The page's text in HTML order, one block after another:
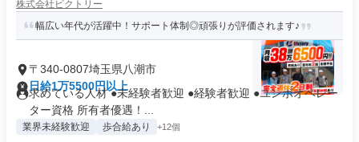
株式会社ビクトリー
幅広い年代が活躍中！サポート体制◎頑張りが評価されます♪
〒340-0807埼玉県八潮市
日給1万5500円以上
求めている人材 ●未経験者歓迎 ●経験者歓迎 ●ユンボオペレー
ター資格 所有者優遇！...
業界未経験歓迎 歩合給あり +12個